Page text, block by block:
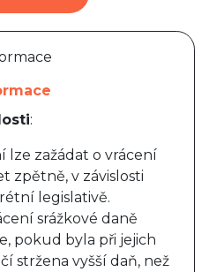
:
lze zažádat o vrácení
zpětně, v závislosti
legislativě.
srážkové daně
pokud byla při jejich
stržena vyšší daň, než